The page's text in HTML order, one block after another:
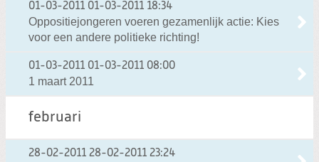
01-03-2011 01-03-2011 18:34
Oppositiejongeren voeren gezamenlijk actie: Kies
voor een andere politieke richting!
01-03-2011 01-03-2011 08:00
1 maart 2011
februari
28-02-2011 28-02-2011 23:24